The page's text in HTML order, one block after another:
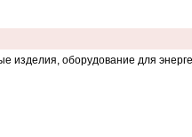
изделия, оборудование для